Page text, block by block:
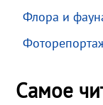
Флора и
Самое